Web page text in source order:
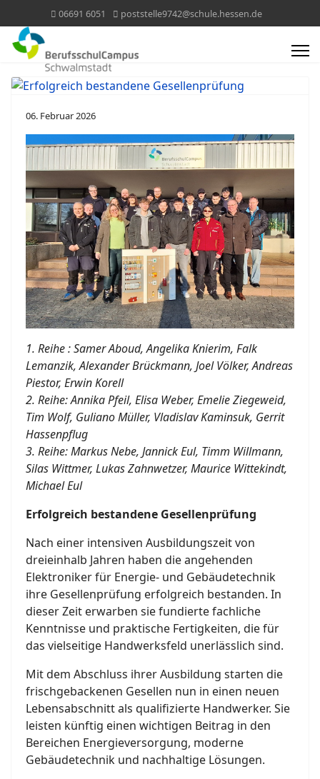
06691 6051 poststelle9742@schule.hessen.de
06. Februar 2026
1. Reihe : Samer Aboud, Angelika Knierim, Falk
Lemanzik, Alexander Brückmann, Joel Völker, Andreas
Piestor, Erwin Korell
2. Reihe: Annika Pfeil, Elisa Weber, Emelie Ziegeweid,
Tim Wolf, Guliano Müller, Vladislav Kaminsuk, Gerrit
Hassenpflug
3. Reihe: Markus Nebe, Jannick Eul, Timm Willmann,
Silas Wittmer, Lukas Zahnwetzer, Maurice Wittekindt,
Michael Eul
Erfolgreich bestandene Gesellenprüfung
Nach einer intensiven Ausbildungszeit von
dreieinhalb Jahren haben die angehenden
Elektroniker für Energie- und Gebäudetechnik
ihre Gesellenprüfung erfolgreich bestanden. In
dieser Zeit erwarben sie fundierte fachliche
Kenntnisse und praktische Fertigkeiten, die für
das vielseitige Handwerksfeld unerlässlich sind.
Mit dem Abschluss ihrer Ausbildung starten die
frischgebackenen Gesellen nun in einen neuen
Lebensabschnitt als qualifizierte Handwerker. Sie
leisten künftig einen wichtigen Beitrag in den
Bereichen Energieversorgung, moderne
Gebäudetechnik und nachhaltige Lösungen.